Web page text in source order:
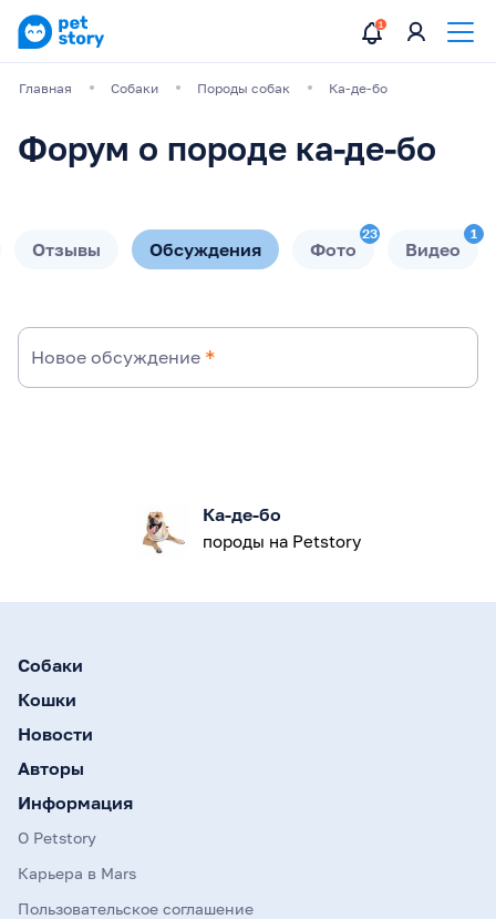
Главная Собаки Породы собак Ка-де-бо
Форум о породе ка-де-бо
Отзывы Обсуждения Фото
23
Видео
1
Новое обсуждение *
Ка-де-бо
породы на Petstory
Собаки
Кошки
Новости
Авторы
Информация
О Petstory
Карьера в Mars
Пользовательское соглашение